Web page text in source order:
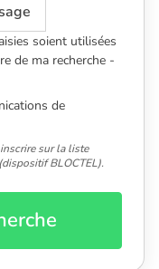
soient utilisées
de ma recherche -
de
sur la liste
BLOCTEL).